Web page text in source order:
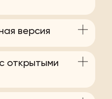
версия
открытыми